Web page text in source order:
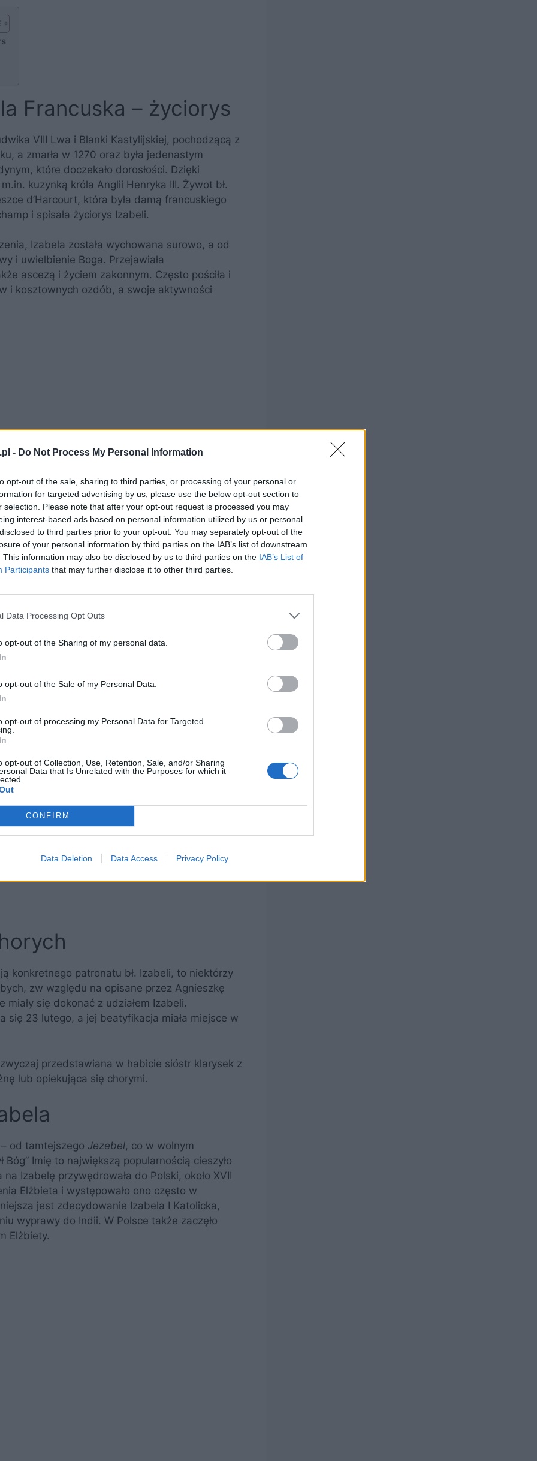
- Do Not Process My Personal Information
opt-out of the sale, sharing to third parties, or processing of your personal or
for targeted advertising by us, please use the below opt-out section to
selection. Please note that after your opt-out request is processed you may
interest-based ads based on personal information utilized by us or personal
to third parties prior to your opt-out. You may separately opt-out of the
of your personal information by third parties on the IAB’s list of downstream
This information may also be disclosed by us to third parties on the IAB’s List of
Participants that may further disclose it to other third parties.
Data Processing Opt Outs
opt-out of the Sharing of my personal data.
opt-out of the Sale of my Personal Data.
opt-out of processing my Personal Data for Targeted
opt-out of Collection, Use, Retention, Sale, and/or Sharing
Data that Is Unrelated with the Purposes for which it
CONFIRM
Data Deletion Data Access Privacy Policy
Francuska – życiorys
VIII Lwa i Blanki Kastylijskiej, pochodzącą z
a zmarła w 1270 oraz była jedenastym
które doczekało dorosłości. Dzięki
kuzynką króla Anglii Henryka III. Żywot bł.
d’Harcourt, która była damą francuskiego
i spisała życiorys Izabeli.
Izabela została wychowana surowo, a od
i uwielbienie Boga. Przejawiała
ascezą i życiem zakonnym. Często pościła i
i kosztownych ozdób, a swoje aktywności
wiele dobrych propozycji małżeństwa;
hrabiego, a potem cesarz Fryderyk II
Konradem IV. Izabela nie planowała jednak
poświęcając się życiu zakonnemu pod
zakonną w Longchamp, niedaleko Paryża
Bulońskim). Siostry nowego klasztoru miały
je zbliżyć do Najświętszej Maryi Panny, dlatego
wraz z św. Bonawenturą ułożyła dla nich
w 1263 roku.
walcząc z ciężką chorobą, którą znosiła
lutego 1270 roku, a pochowano ją w
został zniszczony w czasie rewolucji
konkretnego patronatu bł. Izabeli, to niektórzy
zw względu na opisane przez Agnieszkę
się dokonać z udziałem Izabeli.
się 23 lutego, a jej beatyfikacja miała miejsce w
przedstawiana w habicie sióstr klarysek z
lub opiekująca się chorymi.
od tamtejszego Jezebel, co w wolnym
Imię to największą popularnością cieszyło
Izabelę przywędrowała do Polski, około XVII
Elżbieta i występowało ono często w
jest zdecydowanie Izabela I Katolicka,
wyprawy do Indii. W Polsce także zaczęło
Elżbiety.